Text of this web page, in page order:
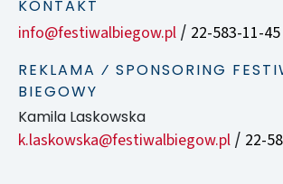
KONTAKT
info@festiwalbiegow.pl / 22-583-11-45
REKLAMA ⁄ SPONSORING
BIEGOWY
Kamila Laskowska
k.laskowska@festiwalbiegow.pl / 22-